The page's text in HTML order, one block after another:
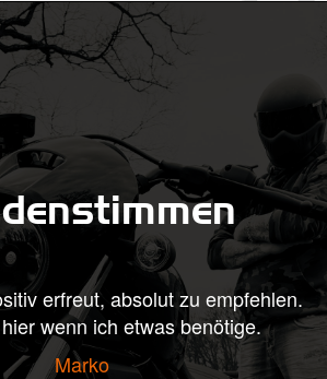
erfreut, absolut zu empfehlen.
wenn ich etwas benötige.
Marko